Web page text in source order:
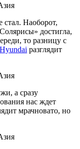
стал. Наоборот,
достигла,
то разницу с
Hyundai разглядит
а сразу
нас ждет
мрачновато, но